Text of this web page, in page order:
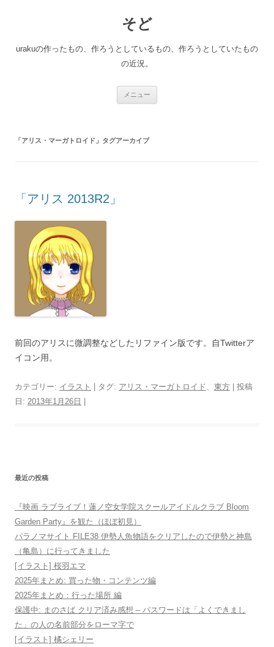
へ
そど
urakuの作ったもの、作ろうとしているもの、作ろうとしていたもの
の近況。
メニュー
「アリス・マーガトロイド 」タグアーカイブ
「アリス 2013R2」
前回のアリスに微調整などしたリファイン版です。自Twitterア
イコン用。
カテゴリー: イラスト | タグ: アリス・マーガトロイド 、 東方 | 投稿
日: 2013年1月26日
最近の投稿
『映画 ラブライブ！蓮ノ空女学院スクールアイドルクラブ Bloom
Garden Party』を観た（ほぼ初見）
パラノマサイト FILE38 伊勢人魚物語をクリアしたので伊勢と神島
（亀島）に行ってきました
[イラスト] 桜羽エマ
2025年まとめ: 買った物・コンテンツ編
2025年まとめ：行った場所 編
保護中: まのさば クリア済み感想 – パスワードは「よくできまし
た」の人の名前部分をローマ字で
[イラスト] 橘シェリー